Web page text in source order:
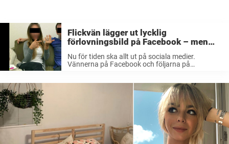
Flickvän lägger ut lycklig
förlovningsbild på Facebook – men
privata detaljen väcker starka
misstankar
Nu för tiden ska allt ut på sociala medier.
Vännerna på Facebook och följarna på
kan jag tycka att det håller på att ...